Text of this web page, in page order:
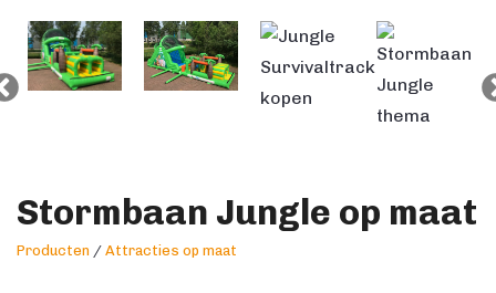
Stormbaan Jungle op maat
Producten / Attracties op maat